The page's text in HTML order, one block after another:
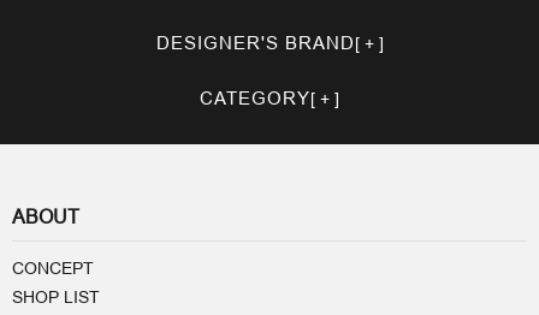
DESIGNER'S BRAND
CATEGORY
ABOUT
CONCEPT
SHOP LIST